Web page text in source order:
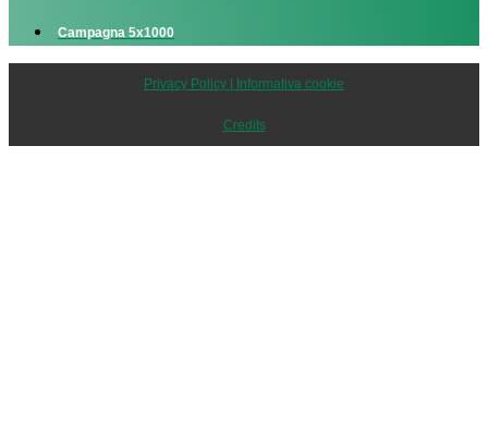
Campagna 5x1000
Privacy Policy | Informativa cookie
Credits